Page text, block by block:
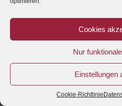
Cookies
Nur
Einstellungen
Cookie-Richtlinie